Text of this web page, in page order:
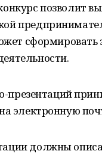
позволит
презентаций
электронную
должны